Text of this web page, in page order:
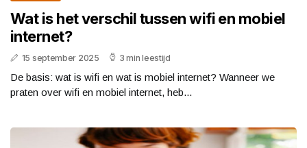
Wat is het verschil tussen wifi en mobiel
internet?
15 september 2025 3 min leestijd
De basis: wat is wifi en wat is mobiel internet? Wanneer we
praten over wifi en mobiel internet, heb...